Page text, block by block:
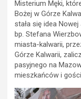
Misterium Męki,
Bożej w Górze
stała się idea
bp. Stefana
miasta-kalwarii,
Górze Kalwarii,
pasyjnego na
mieszkańców i